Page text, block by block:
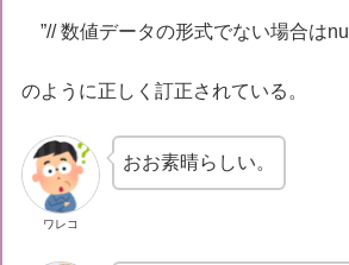
”// 数値データの形式でない場合は
のように正しく訂正されている。
ワレコ
おお素晴らしい。